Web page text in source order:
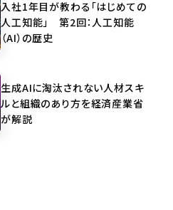
入社1年目が教わる「はじめての
人工知能」 第2回：人工知能
（AI）の歴史
生成AIに淘汰されない人材スキ
ルと組織のあり方を経済産業省
が解説